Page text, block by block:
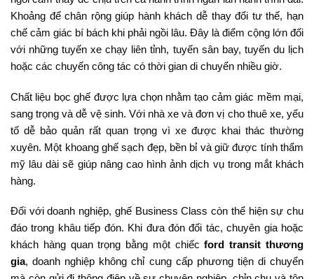
Khoảng để chân rộng giúp hành khách dễ thay đổi tư thế, hạn
chế cảm giác bí bách khi phải ngồi lâu. Đây là điểm cộng lớn đối
với những tuyến xe chạy liên tỉnh, tuyến sân bay, tuyến du lịch
hoặc các chuyến công tác có thời gian di chuyển nhiều giờ.
Chất liệu bọc ghế được lựa chọn nhằm tạo cảm giác mềm mại,
sang trọng và dễ vệ sinh. Với nhà xe và đơn vị cho thuê xe, yếu
tố dễ bảo quản rất quan trọng vì xe được khai thác thường
xuyên. Một khoang ghế sạch đẹp, bền bỉ và giữ được tính thẩm
mỹ lâu dài sẽ giúp nâng cao hình ảnh dịch vụ trong mắt khách
hàng.
Đối với doanh nghiệp, ghế Business Class còn thể hiện sự chu
đáo trong khâu tiếp đón. Khi đưa đón đối tác, chuyên gia hoặc
khách hàng quan trọng bằng một chiếcford transit thương
gia, doanh nghiệp không chỉ cung cấp phương tiện di chuyển